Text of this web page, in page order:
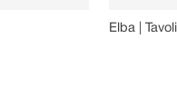
Elba | Tavoli